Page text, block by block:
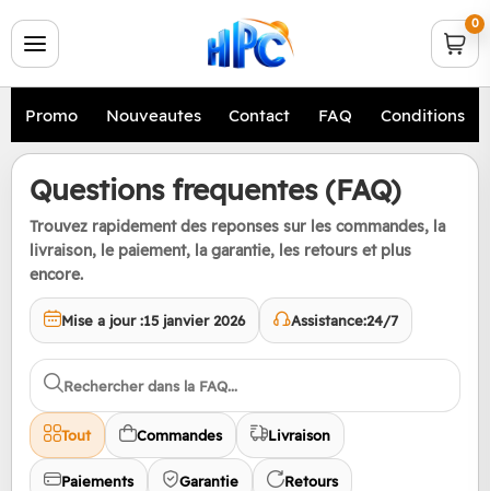
0
Promo Nouveautes Contact FAQ Conditions
Questions frequentes (FAQ)
Trouvez rapidement des reponses sur les commandes, la
livraison, le paiement, la garantie, les retours et plus
encore.
Mise a jour :15 janvier 2026 Assistance:24/7
Tout Commandes Livraison
Paiements Garantie Retours